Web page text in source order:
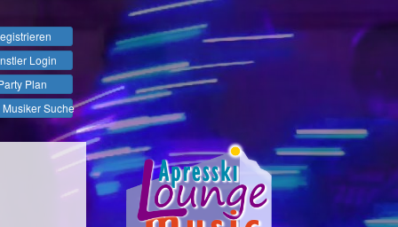
Login
Plan
Musiker Suche